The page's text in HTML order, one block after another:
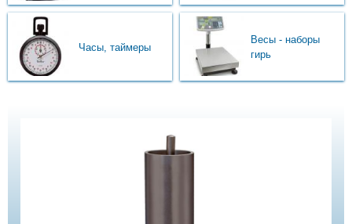
Часы, таймеры
Весы - наборы
гирь